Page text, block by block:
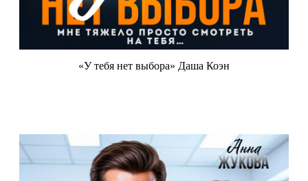
«У тебя нет выбора» Даша Коэн